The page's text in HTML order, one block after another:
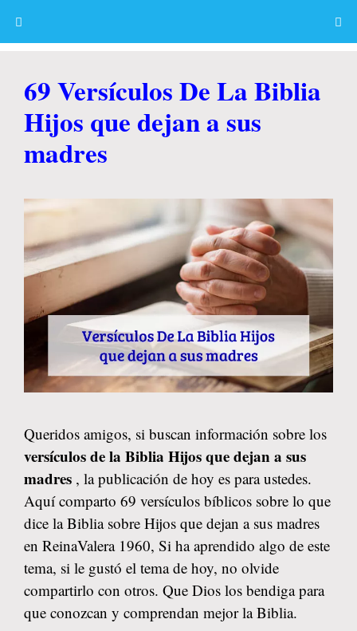
69 Versículos De La Biblia
Hijos que dejan a sus
madres
Queridos amigos, si buscan información sobre los
versículos de la Biblia Hijos que dejan a sus
madres , la publicación de hoy es para ustedes.
Aquí comparto 69 versículos bíblicos sobre lo que
dice la Biblia sobre Hijos que dejan a sus madres
en ReinaValera 1960, Si ha aprendido algo de este
tema, si le gustó el tema de hoy, no olvide
compartirlo con otros. Que Dios los bendiga para
que conozcan y comprendan mejor la Biblia.